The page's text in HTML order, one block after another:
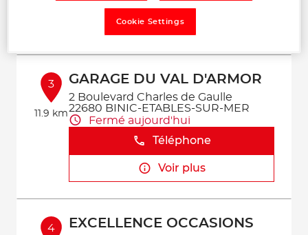
Voir plus
3
11.9 km
GARAGE DU VAL D'ARMOR
2 Boulevard Charles de Gaulle
22680 BINIC-ETABLES-SUR-MER
Fermé aujourd'hui
Téléphone
Voir plus
4 EXCELLENCE OCCASIONS
Cookie Settings